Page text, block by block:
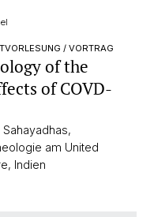
/ VORTRAG
of the
of COVD-
Sahayadhas,
am United
Indien